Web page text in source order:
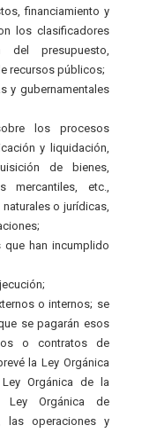
financiamiento y
los clasificadores
del presupuesto,
recursos públicos;
y gubernamentales
los procesos
y liquidación,
de bienes,
mercantiles, etc.,
o jurídicas,
han incumplido
o internos; se
se pagarán esos
o contratos de
la Ley Orgánica
Orgánica de la
Ley Orgánica de
las operaciones y